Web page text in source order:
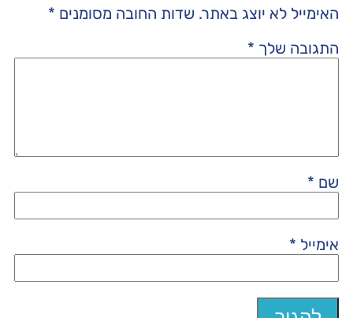
האימייל לא יוצג באתר. שדות החובה מסומנים *
התגובה שלך *
שם *
אימייל *